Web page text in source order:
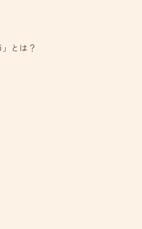
とは？